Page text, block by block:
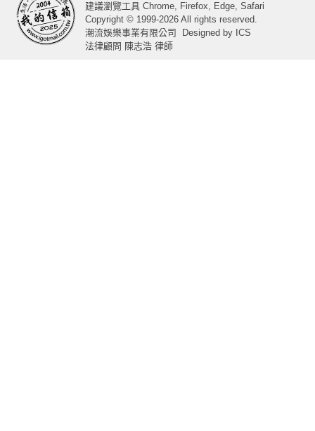
建議瀏覽工具 Chrome, Firefox, Edge, Safari
Copyright © 1999-2026 All rights reserved.
潮流娛樂事業有限公司
Designed by ICS
法律顧問 陳志浩 律師